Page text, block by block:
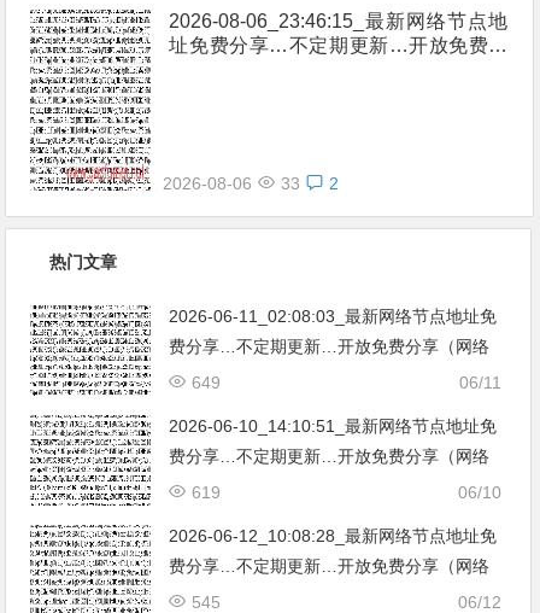
2026-08-06_23:46:15_最新网络节点地
址免费分享…不定期更新…开放免费分
2026-08-06 33 2
热门文章
2026-06-11_02:08:03_最新网络节点地址免
费分享…不定期更新…开放免费分享（网络
免费节点香港|日本|韩国|新加坡|台湾|马来西
06/11
649
2026-06-10_14:10:51_最新网络节点地址免
费分享…不定期更新…开放免费分享（网络
免费节点香港|日本|韩国|新加坡|台湾|马来西
06/10
619
2026-06-12_10:08:28_最新网络节点地址免
费分享…不定期更新…开放免费分享（网络
免费节点香港|日本|韩国|新加坡|台湾|马来西
06/12
545